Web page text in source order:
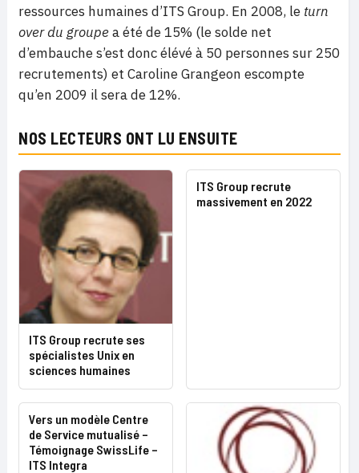
ressources humaines d’ITS Group. En 2008, le turn
over du groupea été de 15% (le solde net
d’embauche s’est donc élévé à 50 personnes sur 250
recrutements) et Caroline Grangeon escompte
qu’en 2009 il sera de 12%.
NOS LECTEURS ONT LU ENSUITE
ITS Group recrute ses
spécialistes Unix en
sciences humaines
ITS Group recrute
massivement en 2022
Vers un modèle Centre
de Service mutualisé –
Témoignage SwissLife –
ITS Integra